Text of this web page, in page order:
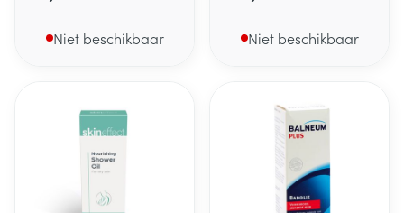
Niet beschikbaar Niet beschikbaar